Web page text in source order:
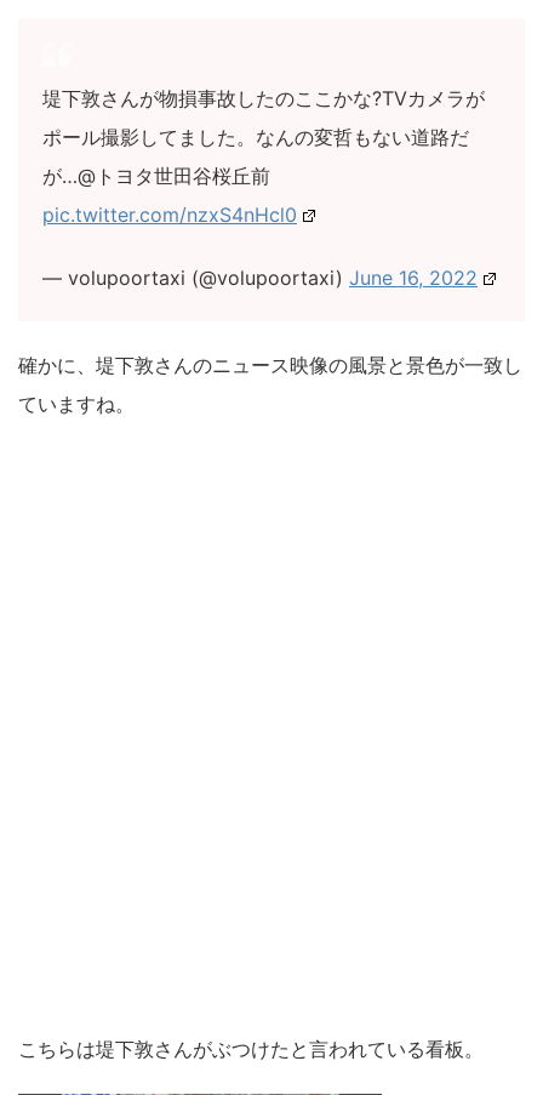
堤下敦さんが物損事故したのここかな?TVカメラが
ポール撮影してました。なんの変哲もない道路だ
が…@トヨタ世田谷桜丘前
pic.twitter.com/nzxS4nHcl0
— volupoortaxi (@volupoortaxi) June 16, 2022
確かに、堤下敦さんのニュース映像の風景と景色が一致し
ていますね。
こちらは堤下敦さんがぶつけたと言われている看板。